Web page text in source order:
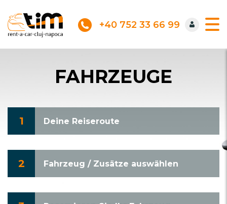
+40 752 33 66 99
FAHRZEUGE
1 Deine Reiseroute
2 Fahrzeug / Zusätze auswählen